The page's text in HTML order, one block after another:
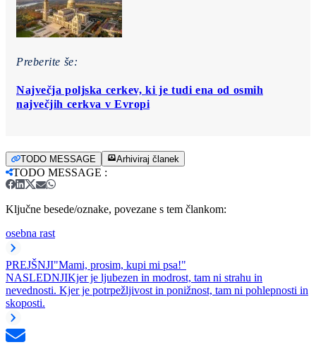
Preberite še:
Največja poljska cerkev, ki je tudi ena od osmih
največjih cerkva v Evropi
TODO MESSAGE Arhiviraj članek
TODO MESSAGE :
Ključne besede/oznake, povezane s tem člankom:
osebna rast
PREJŠNJI"Mami, prosim, kupi mi psa!"
NASLEDNJIKjer je ljubezen in modrost, tam ni strahu in
nevednosti. Kjer je potrpežljivost in ponižnost, tam ni pohlepnosti in
skoposti.